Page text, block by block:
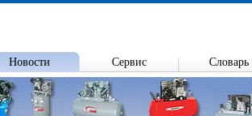
Новости Сервис Словарь